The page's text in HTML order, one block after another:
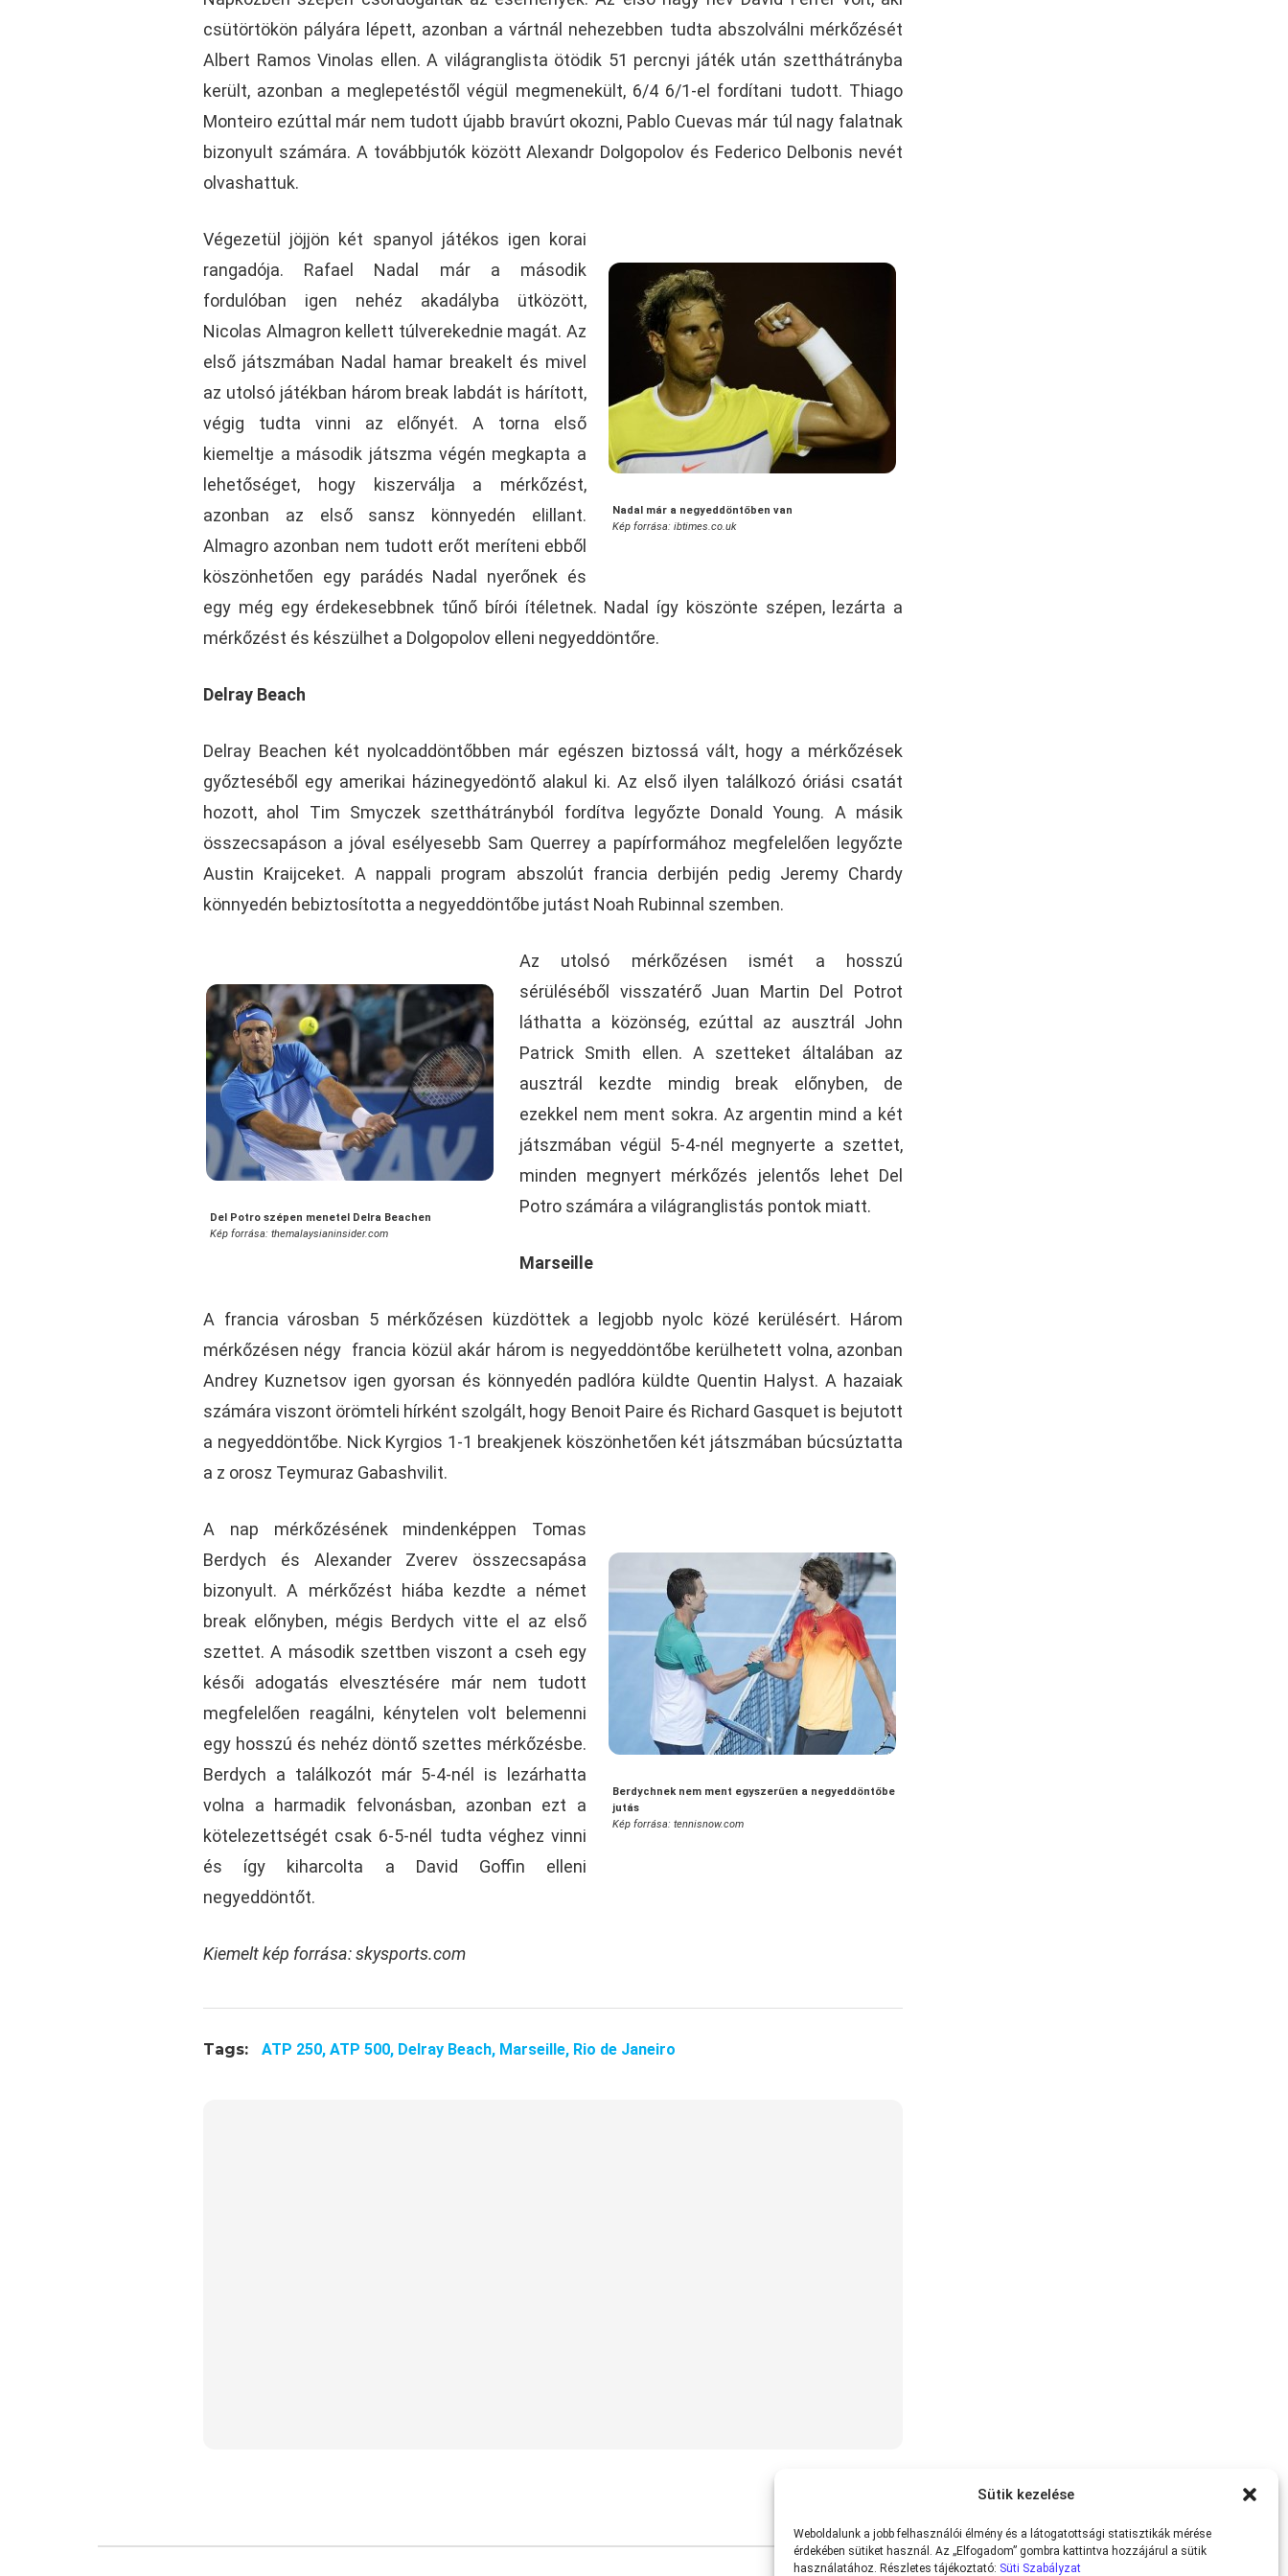
Sütik kezelése
Weboldalunk a jobb felhasználói élmény és a látogatottsági statisztikák mérése
érdekében sütiket használ. Az „Elfogadom” gombra kattintva hozzájárul a sütik
használatához. Részletes tájékoztató: Süti Szabályzat
csütörtökön pályára lépett, azonban a vártnál nehezebben tudta abszolválni mérkőzését
Albert Ramos Vinolas ellen. A világranglista ötödik 51 percnyi játék után szetthátrányba
került, azonban a meglepetéstől végül megmenekült, 6/4 6/1-el fordítani tudott. Thiago
Monteiro ezúttal már nem tudott újabb bravúrt okozni, Pablo Cuevas már túl nagy falatnak
bizonyult számára. A továbbjutók között Alexandr Dolgopolov és Federico Delbonis nevét
olvashattuk.
Nadal már a negyeddöntőben van
Kép forrása: ibtimes.co.uk
Végezetül jöjjön két spanyol játékos igen korai
rangadója. Rafael Nadal már a második
fordulóban igen nehéz akadályba ütközött,
Nicolas Almagron kellett túlverekednie magát. Az
első játszmában Nadal hamar breakelt és mivel
az utolsó játékban három break labdát is hárított,
végig tudta vinni az előnyét. A torna első
kiemeltje a második játszma végén megkapta a
lehetőséget, hogy kiszerválja a mérkőzést,
azonban az első sansz könnyedén elillant.
Almagro azonban nem tudott erőt meríteni ebből
köszönhetően egy parádés Nadal nyerőnek és
egy még egy érdekesebbnek tűnő bírói ítéletnek. Nadal így köszönte szépen, lezárta a
mérkőzést és készülhet a Dolgopolov elleni negyeddöntőre.
Delray Beach
Delray Beachen két nyolcaddöntőbben már egészen biztossá vált, hogy a mérkőzések
győzteséből egy amerikai házinegyedöntő alakul ki. Az első ilyen találkozó óriási csatát
hozott, ahol Tim Smyczek szetthátrányból fordítva legyőzte Donald Young. A másik
összecsapáson a jóval esélyesebb Sam Querrey a papírformához megfelelően legyőzte
Austin Kraijceket. A nappali program abszolút francia derbijén pedig Jeremy Chardy
könnyedén bebiztosította a negyeddöntőbe jutást Noah Rubinnal szemben.
Del Potro szépen menetel Delra Beachen
Kép forrása: themalaysianinsider.com
Az utolsó mérkőzésen ismét a hosszú
sérüléséből visszatérő Juan Martin Del Potrot
láthatta a közönség, ezúttal az ausztrál John
Patrick Smith ellen. A szetteket általában az
ausztrál kezdte mindig break előnyben, de
ezekkel nem ment sokra. Az argentin mind a két
játszmában végül 5-4-nél megnyerte a szettet,
minden megnyert mérkőzés jelentős lehet Del
Potro számára a világranglistás pontok miatt.
Marseille
A francia városban 5 mérkőzésen küzdöttek a legjobb nyolc közé kerülésért. Három
mérkőzésen négy francia közül akár három is negyeddöntőbe kerülhetett volna, azonban
Andrey Kuznetsov igen gyorsan és könnyedén padlóra küldte Quentin Halyst. A hazaiak
számára viszont örömteli hírként szolgált, hogy Benoit Paire és Richard Gasquet is bejutott
a negyeddöntőbe. Nick Kyrgios 1-1 breakjenek köszönhetően két játszmában búcsúztatta
a z orosz Teymuraz Gabashvilit.
Berdychnek nem ment egyszerűen a negyeddöntőbe
jutás
Kép forrása: tennisnow.com
A nap mérkőzésének mindenképpen Tomas
Berdych és Alexander Zverev összecsapása
bizonyult. A mérkőzést hiába kezdte a német
break előnyben, mégis Berdych vitte el az első
szettet. A második szettben viszont a cseh egy
késői adogatás elvesztésére már nem tudott
megfelelően reagálni, kénytelen volt belemenni
egy hosszú és nehéz döntő szettes mérkőzésbe.
Berdych a találkozót már 5-4-nél is lezárhatta
volna a harmadik felvonásban, azonban ezt a
kötelezettségét csak 6-5-nél tudta véghez vinni
és így kiharcolta a David Goffin elleni
negyeddöntőt.
Kiemelt kép forrása: skysports.com
Tags: ATP 250, ATP 500, Delray Beach, Marseille, Rio de Janeiro